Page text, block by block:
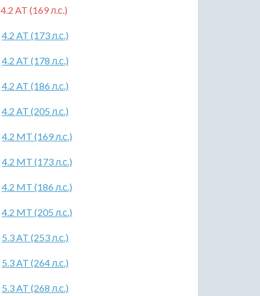
4.2 AT (169 л.с.)
4.2 AT (173 л.с.)
4.2 AT (178 л.с.)
4.2 AT (186 л.с.)
4.2 AT (205 л.с.)
4.2 MT (169 л.с.)
4.2 MT (173 л.с.)
4.2 MT (186 л.с.)
4.2 MT (205 л.с.)
5.3 AT (253 л.с.)
5.3 AT (264 л.с.)
5.3 AT (268 л.с.)